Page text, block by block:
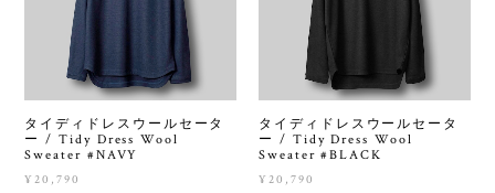
タイディドレスウールセータ
ー / Tidy Dress Wool
Sweater #NAVY
¥20,790
タイディドレスウールセータ
ー / Tidy Dress Wool
Sweater #BLACK
¥20,790